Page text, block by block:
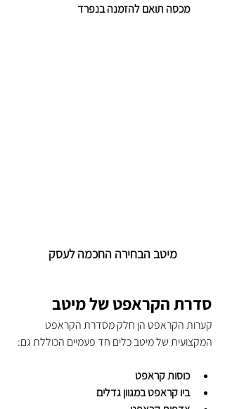
מכסה תואם להזמנה בנפרד
מיטב הבחירה החכמה לעסק
סדרת הקראפט של מיטב
קערות הקראפט הן חלק מסדרת הקראפט
המקצועית של מיטב כלים חד פעמיים הכוללת גם:
כוסות קראפט
ביו קראפט במגוון גדלים